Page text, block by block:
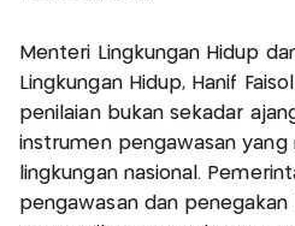
Menteri Lingkungan Hidup
Lingkungan Hidup, Hanif
penilaian bukan sekadar
instrumen pengawasan
lingkungan nasional.
pengawasan dan